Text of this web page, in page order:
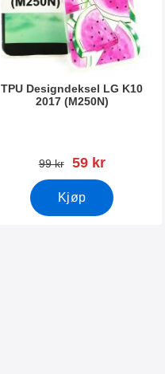
TPU Designdeksel LG K10
2017 (M250N)
gammel pris
99 kr ny pris
59 kr
Kjøp